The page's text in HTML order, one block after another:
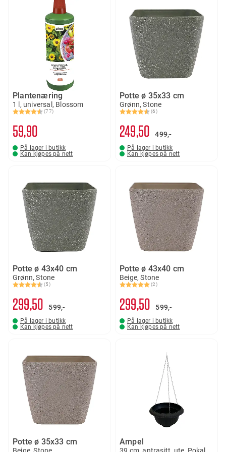
Plantenæring
1 l, universal, Blossom
Karakter:
(77)
4.5 av 5 mulige
59 90
På lager i butikk
Kan kjøpes på nett
Potte ø 35x33 cm
Grønn, Stone
Karakter:
(6)
4.7 av 5 mulige
24950 499,-
På lager i butikk
Kan kjøpes på nett
Potte ø 43x40 cm
Grønn, Stone
Karakter:
(5)
4.4 av 5 mulige
29950 599,-
På lager i butikk
Kan kjøpes på nett
Potte ø 43x40 cm
Beige, Stone
Karakter:
(2)
5.0 av 5 mulige
29950 599,-
På lager i butikk
Kan kjøpes på nett
Potte ø 35x33 cm Ampel